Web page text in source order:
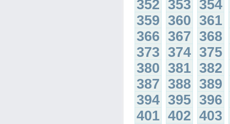
352 353 354
359 360 361
366 367 368
373 374 375
380 381 382
387 388 389
394 395 396
401 402 403